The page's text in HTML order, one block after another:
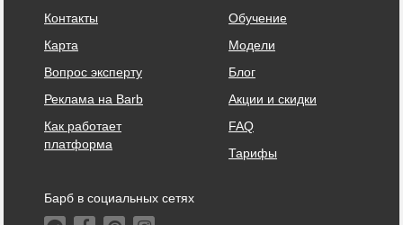
Контакты
Карта
Вопрос эксперту
Реклама на Barb
Как работает
платформа
Обучение
Модели
Блог
Акции и скидки
FAQ
Тарифы
Барб в социальных сетях